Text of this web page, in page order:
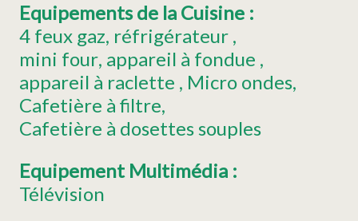
Equipements de la Cuisine :
4 feux gaz réfrigérateur
mini four appareil à fondue
appareil à raclette
Micro ondes
Cafetière à filtre
Cafetière à dosettes souples
Equipement Multimédia :
Télévision